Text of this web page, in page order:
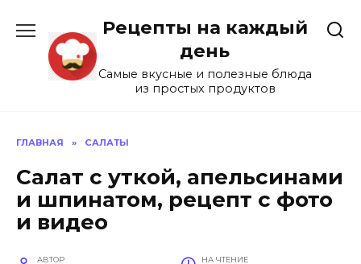
содержанию
Рецепты на каждый
день
Самые вкусные и полезные блюда
из простых продуктов
ГЛАВНАЯ » САЛАТЫ
Салат с уткой, апельсинами
и шпинатом, рецепт с фото
и видео
АВТОР НА ЧТЕНИЕ